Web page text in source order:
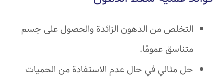
التخلص من الدهون الزائدة والحصول على جسم
متناسق عمومًا.
حل مثالي في حال عدم الاستفادة من الحميات